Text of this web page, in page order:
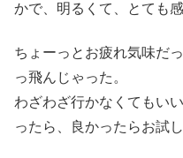
かで、明るくて、とても
ちょーっとお疲れ気味だ
っ飛んじゃった。
わざわざ行かなくてもい
ったら、良かったらお試